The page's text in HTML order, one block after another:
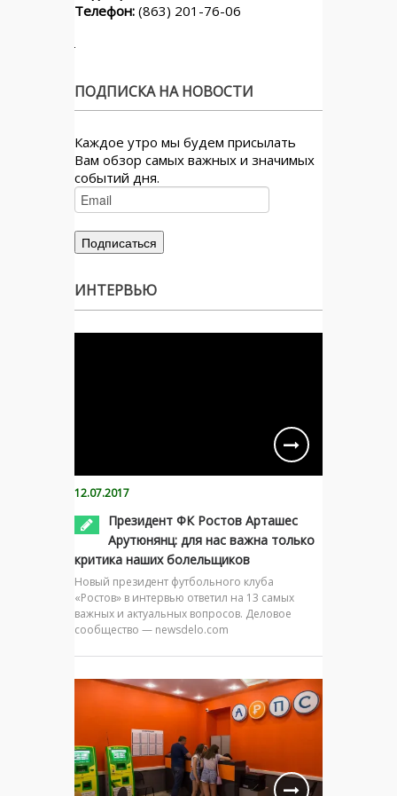
Телефон: (863) 201-76-06
ПОДПИСКА НА НОВОСТИ
Каждое утро мы будем присылать
Вам обзор самых важных и значимых
событий дня.
ИНТЕРВЬЮ
12.07.2017
Президент ФК Ростов Арташес
Арутюнянц: для нас важна только
критика наших болельщиков
Новый президент футбольного клуба
«Ростов» в интервью ответил на 13 самых
важных и актуальных вопросов. Деловое
сообщество — newsdelo.com